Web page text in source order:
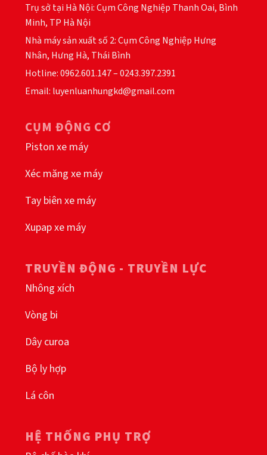
Trụ sở tại Hà Nội: Cụm Công Nghiệp Thanh Oai, Bình
Minh, TP Hà Nội
Nhà máy sản xuất số 2: Cụm Công Nghiệp Hưng
Nhân, Hưng Hà, Thái Bình
Hotline: 0962.601.147 – 0243.397.2391
Email: luyenluanhungkd@gmail.com
CỤM ĐỘNG CƠ
Piston xe máy
Xéc măng xe máy
Tay biên xe máy
Xupap xe máy
TRUYỀN ĐỘNG - TRUYỀN LỰC
Nhông xích
Vòng bi
Dây curoa
Bộ ly hợp
Lá côn
HỆ THỐNG PHỤ TRỢ